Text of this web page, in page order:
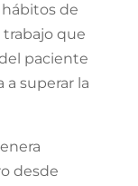
de
que
paciente
superar la
desde